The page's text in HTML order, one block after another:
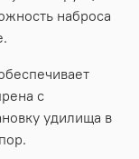
наброса
с
удилища в